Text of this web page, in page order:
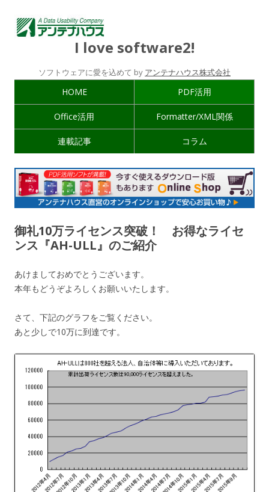
I love software2!
ソフトウェアに愛を込めて by アンテナハウス株式会社
HOME PDF活用
Office活用 Formatter/XML関係
連載記事 コラム
御礼10万ライセンス突破！ お得なライセ
ンス『AH-ULL』のご紹介
あけましておめでとうございます。
本年もどうぞよろしくお願いいたします。
さて、下記のグラフをご覧ください。
あと少しで10万に到達です。